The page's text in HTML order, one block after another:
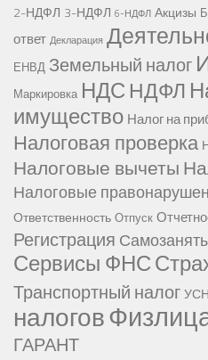
2-НДФЛ 3-НДФЛ 6-НДФЛ Акцизы
ответ Декларация
ЕНВД Земельный налог
Маркировка НДС НДФЛ
имущество Налог на
Налоговая проверка
Налоговые вычеты
Налоговые
Ответственность Отпуск
Регистрация
Сервисы ФНС
Транспортный налогУСН
налогов
ГАРАНТ